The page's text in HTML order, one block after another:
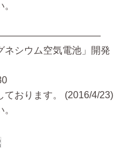
シウム空気電池」開発
ております。 (2016/4/23)